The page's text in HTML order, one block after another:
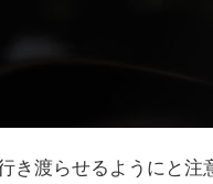
き渡らせるようにと注